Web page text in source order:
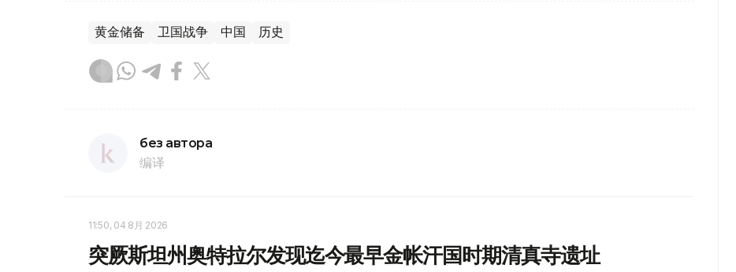
黄金储备 卫国战争 中国 历史
без автора
编译
11:50, 04 8月 2026
突厥斯坦州奥特拉尔发现迄今最早金帐汗国时期清真寺遗址